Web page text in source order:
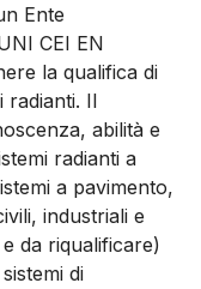
Ente
CEI EN
la qualifica di
radianti. Il
abilità e
radianti a
a pavimento,
industriali e
da riqualificare)
di